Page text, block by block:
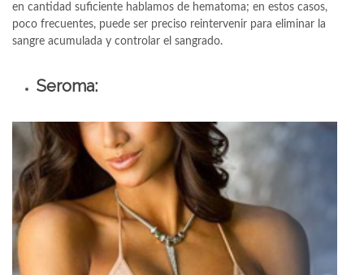
en cantidad suficiente hablamos de hematoma; en estos casos,
poco frecuentes, puede ser preciso reintervenir para eliminar la
sangre acumulada y controlar el sangrado.
Seroma: